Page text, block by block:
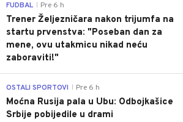
FUDBAL Pre 6 h
Trener Željezničara nakon trijumfa na
startu prvenstva: "Poseban dan za
mene, ovu utakmicu nikad neću
zaboraviti!"
OSTALI SPORTOVI Pre 6 h
Moćna Rusija pala u Ubu: Odbojkašice
Srbije pobijedile u drami